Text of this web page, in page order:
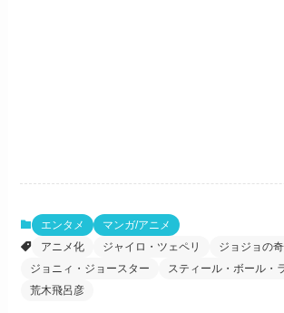
エンタメ
マンガ/アニメ
アニメ化
ジャイロ・ツェペリ
ジョジョの
ジョニィ・ジョースター
スティール・ボール・
荒木飛呂彦